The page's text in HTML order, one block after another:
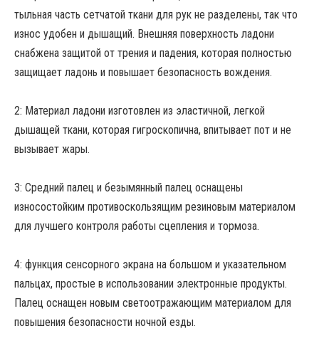
тыльная часть сетчатой ​​ткани для рук не разделены, так что
износ удобен и дышащий. Внешняя поверхность ладони
снабжена защитой от трения и падения, которая полностью
защищает ладонь и повышает безопасность вождения.
2: Материал ладони изготовлен из эластичной, легкой
дышащей ткани, которая гигроскопична, впитывает пот и не
вызывает жары.
3: Средний палец и безымянный палец оснащены
износостойким противоскользящим резиновым материалом
для лучшего контроля работы сцепления и тормоза.
4: функция сенсорного экрана на большом и указательном
пальцах, простые в использовании электронные продукты.
Палец оснащен новым светоотражающим материалом для
повышения безопасности ночной езды.